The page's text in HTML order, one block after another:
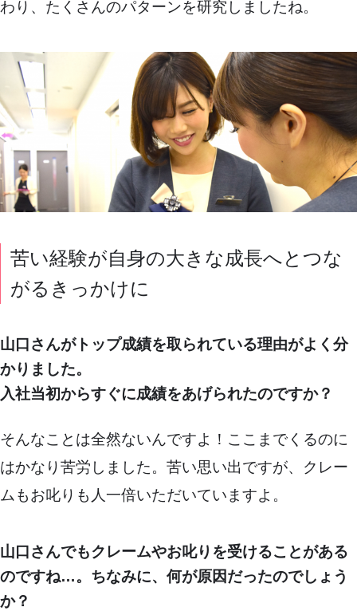
わり、たくさんのパターンを研究しましたね。
苦い経験が自身の大きな成長へとつな
がるきっかけに
山口さんがトップ成績を取られている理由がよく分
かりました。
入社当初からすぐに成績をあげられたのですか？
そんなことは全然ないんですよ！ここまでくるのに
はかなり苦労しました。苦い思い出ですが、クレー
ムもお叱りも人一倍いただいていますよ。
山口さんでもクレームやお叱りを受けることがある
のですね…。ちなみに、何が原因だったのでしょう
か？